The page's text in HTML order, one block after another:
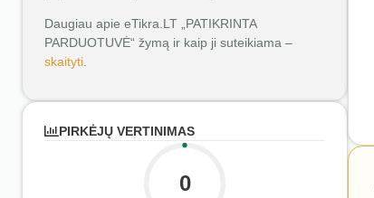
Daugiau apie eTikra.LT „PATIKRINTA
PARDUOTUVĖ“ žymą ir kaip ji suteikiama –
skaityti
PIRKĖJŲ VERTINIMAS
0